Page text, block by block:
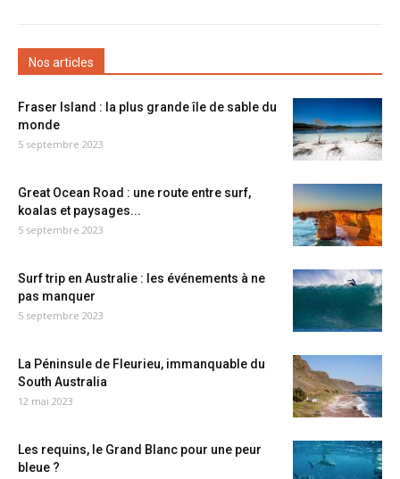
Nos articles
Fraser Island : la plus grande île de sable du
monde
5 septembre 2023
Great Ocean Road : une route entre surf,
koalas et paysages...
5 septembre 2023
Surf trip en Australie : les événements à ne
pas manquer
5 septembre 2023
La Péninsule de Fleurieu, immanquable du
South Australia
12 mai 2023
Les requins, le Grand Blanc pour une peur
bleue ?